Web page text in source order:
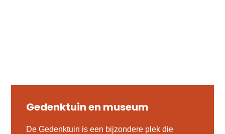
Gedenktuin en museum
De Gedenktuin is een bijzondere plek die